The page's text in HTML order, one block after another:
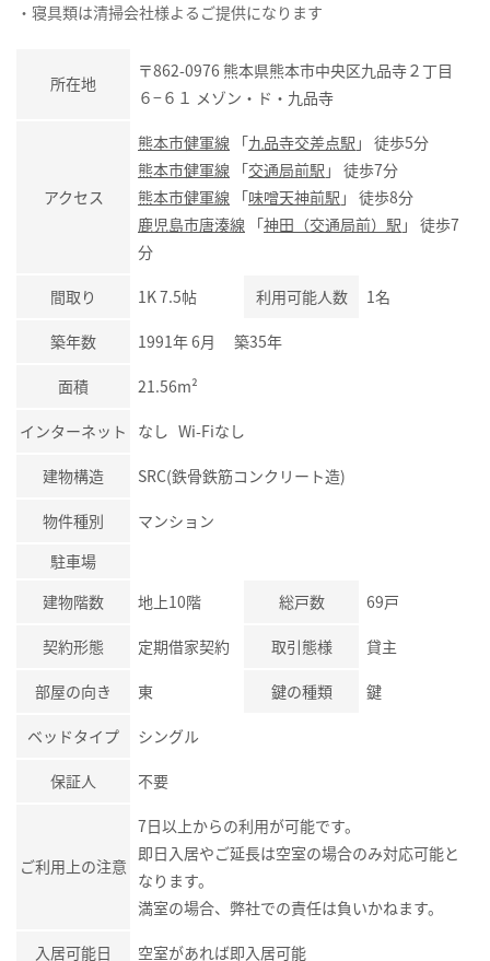
・寝具類は清掃会社様よるご提供になります
所在地
〒862-0976 熊本県熊本市中央区九品寺２丁目
６−６１ メゾン・ド・九品寺
アクセス
熊本市健軍線 「九品寺交差点駅 」 徒歩5分
熊本市健軍線 「交通局前駅 」 徒歩7分
熊本市健軍線 「味噌天神前駅 」 徒歩8分
鹿児島市唐湊線 「神田（交通局前）駅 」 徒歩7
分
間取り 1K 7.5帖 利用可能人数 1名
築年数 1991年 6月 築35年
面積 21.56m²
インターネット なし Wi-Fiなし
建物構造 SRC(鉄骨鉄筋コンクリート造)
物件種別
マンション
駐車場
建物階数
地上10階 総戸数 69戸
契約形態 定期借家契約 取引態様 貸主
部屋の向き 東 鍵の種類 鍵
ベッドタイプ シングル
保証人 不要
ご利用上の注意
7日以上からの利用が可能です。
即日入居やご延長は空室の場合のみ対応可能と
なります。
満室の場合、弊社での責任は負いかねます。
入居可能日 空室があれば即入居可能